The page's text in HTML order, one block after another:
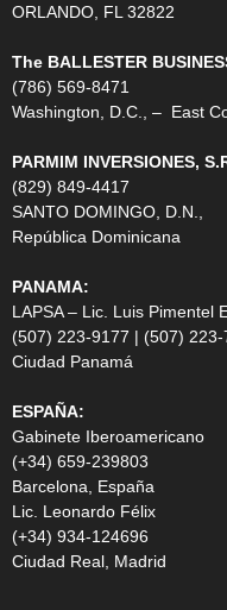
ORLANDO, FL 32822
The BALLESTER
(786) 569-8471
Washington, D.C., – East
PARMIM INVERSIONES,
(829) 849-4417
SANTO DOMINGO, D.N.,
República Dominicana
PANAMA:
LAPSA – Lic. Luis Pimentel
(507) 223-9177 | (507) 223-
Ciudad Panamá
ESPAÑA:
Gabinete Iberoamericano
(+34) 659-239803
Barcelona, España
Lic. Leonardo Félix
(+34) 934-124696
Ciudad Real, Madrid